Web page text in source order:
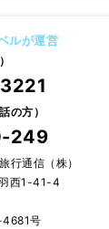
ルが運営
の方）
249
行通信（株）
西1-41-4
4681号